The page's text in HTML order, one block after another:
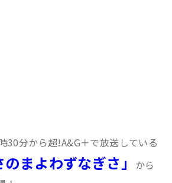
30分から超!A&G＋で放送している
のまよわずなぎさ」
から